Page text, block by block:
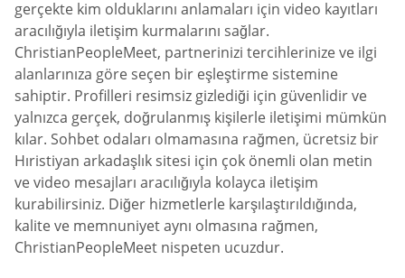
gerçekte kim olduklarını anlamaları için video kayıtları
aracılığıyla iletişim kurmalarını sağlar.
ChristianPeopleMeet, partnerinizi tercihlerinize ve ilgi
alanlarınıza göre seçen bir eşleştirme sistemine
sahiptir. Profilleri resimsiz gizlediği için güvenlidir ve
yalnızca gerçek, doğrulanmış kişilerle iletişimi mümkün
kılar. Sohbet odaları olmamasına rağmen, ücretsiz bir
Hıristiyan arkadaşlık sitesi için çok önemli olan metin
ve video mesajları aracılığıyla kolayca iletişim
kurabilirsiniz. Diğer hizmetlerle karşılaştırıldığında,
kalite ve memnuniyet aynı olmasına rağmen,
ChristianPeopleMeet nispeten ucuzdur.